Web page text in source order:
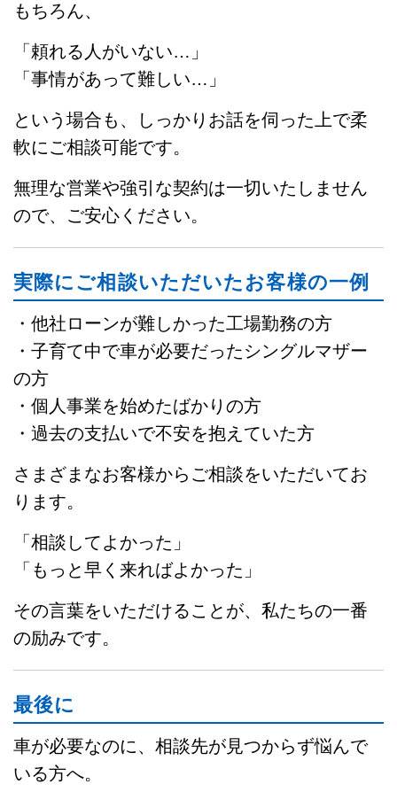
もちろん、
「頼れる人がいない…」
「事情があって難しい…」
という場合も、しっかりお話を伺った上で柔
軟にご相談可能です。
無理な営業や強引な契約は一切いたしません
ので、ご安心ください。
実際にご相談いただいたお客様の一例
・他社ローンが難しかった工場勤務の方
・子育て中で車が必要だったシングルマザー
の方
・個人事業を始めたばかりの方
・過去の支払いで不安を抱えていた方
さまざまなお客様からご相談をいただいてお
ります。
「相談してよかった」
「もっと早く来ればよかった」
その言葉をいただけることが、私たちの一番
の励みです。
最後に
車が必要なのに、相談先が見つからず悩んで
いる方へ。